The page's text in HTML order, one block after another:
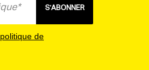
S'ABONNER
politique de